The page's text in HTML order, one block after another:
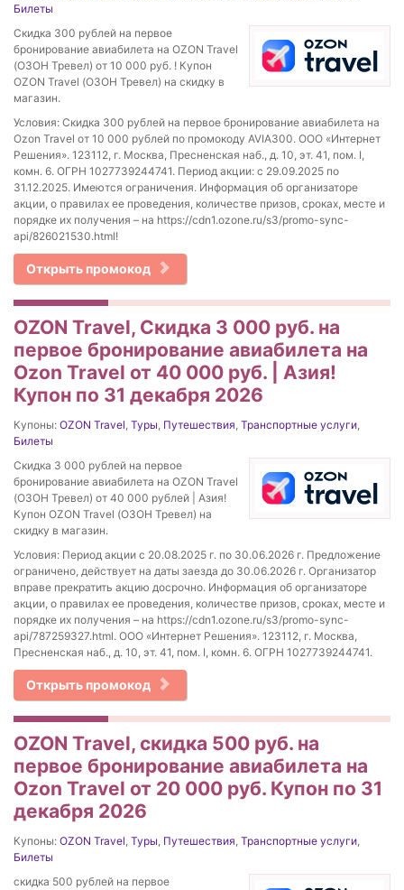
Билеты
Скидка 300 рублей на первое
бронирование авиабилета на OZON Travel
(ОЗОН Тревел) от 10 000 руб. ! Купон
OZON Travel (ОЗОН Тревел) на скидку в
магазин.
Условия: Скидка 300 рублей на первое бронирование авиабилета на
Ozon Travel от 10 000 рублей по промокоду AVIA300. ООО «Интернет
Решения». 123112, г. Москва, Пресненская наб., д. 10, эт. 41, пом. I,
комн. 6. ОГРН 1027739244741. Период акции: с 29.09.2025 по
31.12.2025. Имеются ограничения. Информация об организаторе
акции, о правилах ее проведения, количестве призов, сроках, месте и
порядке их получения – на https://cdn1.ozone.ru/s3/promo-sync-
api/826021530.html!
Открыть промокод
OZON Travel, Скидка 3 000 руб. на
первое бронирование авиабилета на
Ozon Travel от 40 000 руб. | Азия!
Купон по 31 декабря 2026
Купоны: OZON Travel, Туры, Путешествия, Транспортные услуги,
Билеты
Скидка 3 000 рублей на первое
бронирование авиабилета на OZON Travel
(ОЗОН Тревел) от 40 000 рублей | Азия!
Купон OZON Travel (ОЗОН Тревел) на
скидку в магазин.
Условия: Период акции с 20.08.2025 г. по 30.06.2026 г. Предложение
ограничено, действует на даты заезда до 30.06.2026 г. Организатор
вправе прекратить акцию досрочно. Информация об организаторе
акции, о правилах ее проведения, количестве призов, сроках, месте и
порядке их получения – на https://cdn1.ozone.ru/s3/promo-sync-
api/787259327.html. ООО «Интернет Решения». 123112, г. Москва,
Пресненская наб., д. 10, эт. 41, пом. I, комн. 6. ОГРН 1027739244741.
Открыть промокод
OZON Travel, скидка 500 руб. на
первое бронирование авиабилета на
Ozon Travel от 20 000 руб. Купон по 31
декабря 2026
Купоны: OZON Travel, Туры, Путешествия, Транспортные услуги,
Билеты
скидка 500 рублей на первое